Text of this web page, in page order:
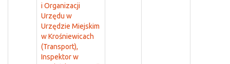
i Organizacji
Urzędu w
Urzędzie Miejskim
w Krośniewicach
(Transport),
Inspektor w